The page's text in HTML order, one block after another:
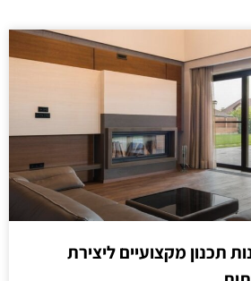
תכנון מקצועיים ליצירת